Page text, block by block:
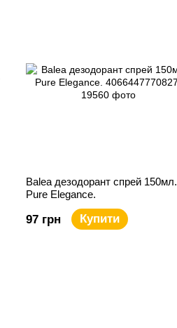
Balea дезодорант спрей 150мл.
Pure Elegance.
97 грн Купити